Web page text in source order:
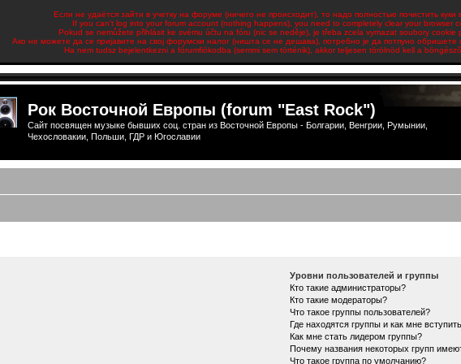
Если не удаётся зайти в учетку на форуме (ничего не происходит), то надо полностью почистить куки
If you can't log into your forum account (nothing happens), you need to completely clear your browser
Pokud se nemůžete přihlásit ke svému účtu na fóru (nic se neděje), je třeba zcela vymazat soubory cookie
Ако не можете да се пријавите на свој форумски налог (ништа се не дешава), потребно је да потпуно обришете
Ha nem tudsz bejelentkezni a fórumfiókodba (semmi sem történik), akkor teljesen törölnöd kell a
Рок Восточной Европы (forum "East Rock")
Сайт посвящен музыке бывших соц. стран из Восточной Европы - Болгарии, Венгрии, Румынии,
Чехословакии, Польши, ГДР и Югославии
Уровни пользователей и группы
Кто такие администраторы?
Кто такие модераторы?
Что такое группы пользователей?
Где находятся группы и как мне
Как мне стать лидером группы?
Почему названия некоторых групп
Что такое группа по умолчанию?